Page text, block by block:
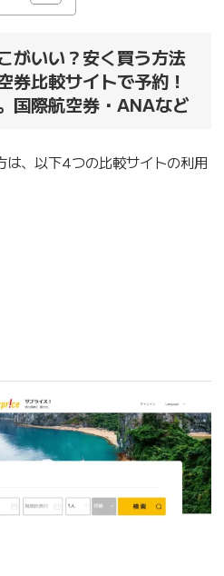
がいい？安く買う方法
券比較サイトで予約！
国際航空券・ANAなど
は、以下4つの比較サイトの利用